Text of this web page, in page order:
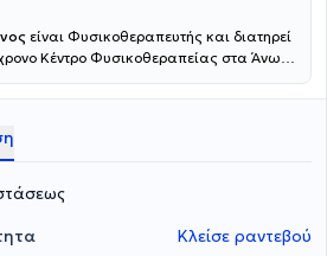
είναι Φυσικοθεραπευτής και διατηρεί
Κέντρο Φυσικοθεραπείας στα Άνω
τραυμάτων και τη βελτίωση της
και εξειδικευμένες τεχνικές
στις ανάγκες του κάθε
της θεραπείας τους είναι η πλήρη
και επαγγελματικές σας
και με βελτιωμένη λειτουργικότητα.
Κλείσε ραντεβού